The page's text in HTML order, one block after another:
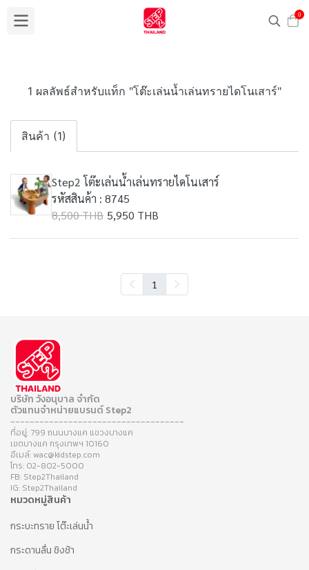
0
1 ผลลัพธ์สำหรับแท็ก "โต๊ะเล่นน้ำเล่นทรายไดโนเสาร์"
สินค้า (1)
Step2 โต๊ะเล่นน้ำเล่นทรายไดโนเสาร์
รหัสสินค้า : 8745
8,500 THB 5,950 THB
1
บริษัท วังอนุบาล จำกัด
ตัวแทนจำหน่ายแบรนด์ Step2
------------------------------------
ที่อยู่: 799 ถนนบางแค แขวงบางแค
เขตบางแค กรุงเทพฯ 10160
อีเมล์: wac@kidstep.com
โทร: 02-802-5000
FB: Step2Thailand
IG: Step2Thailand
หมวดหมู่สินค้า
กระบะทราย โต๊ะเล่นน้ำ
กระดานลื่น ชิงช้า